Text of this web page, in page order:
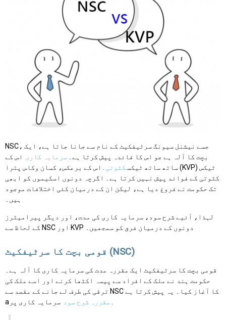
NSC، جسے نیشنل سیونگ سرٹیفکیٹ کے نام سے جانا جاتا ہے، ایک
بچت کا آلہ ہے جو اس کا فائدہ پیش کرتا ہے۔
سرمایہ کاری اس کے
ساتھ ساتھ ٹیکس کٹوتی
. اس کے برعکس، کسان وکاس پترا (KVP) ٹیکس
کٹوتی کے فوائد پیش نہیں کرتا ہے۔ اگرچہ دونوں اسکیموں کو ابھی
تک حکومت نے فروغ دیا ہے، لیکن ان کے درمیان کئی اختلافات موجود
ہیں۔
لہذا، آئیے شرح سود، سرمایہ کاری کی مدت، اور دیگر پیرامیٹرز
کے لحاظ سے NSC اور KVP دونوں کے درمیان فرق کو سمجھیں۔
قومی بچت کا سرٹیفکیٹ (NSC)
قومی بچت کا سرٹیفکیٹ ایک مقررہ مدت کی سرمایہ کاری کا آلہ ہے۔
حکومت ہند نے ملک کے افراد سے پیسہ اکٹھا کرنے اور اسے ملک کی
ترقی کی طرف لے جانے کے مقصد سے NSC کا آغاز کیا۔ یہ پیش کرتا ہے
a
مقررہ شرح سود سرمایہ کاری پر.